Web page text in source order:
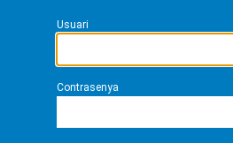
Usuari
Contrasenya